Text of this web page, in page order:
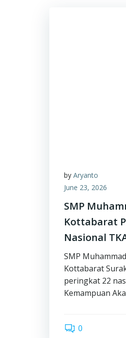
by Aryanto
June 23, 2026
SMP
Kottabarat
Nasional
SMP
Kottabarat
peringkat 22
Kemampuan
0